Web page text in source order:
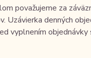
považujeme za
Uzávierka denných
vyplnením